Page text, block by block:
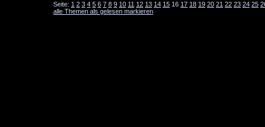
Seite: 1 2 3 4 5 6 7 8 9 10 11 12 13 14 15 16 17 18 19 20 21 22 23 24 25
alle Themen als gelesen markieren